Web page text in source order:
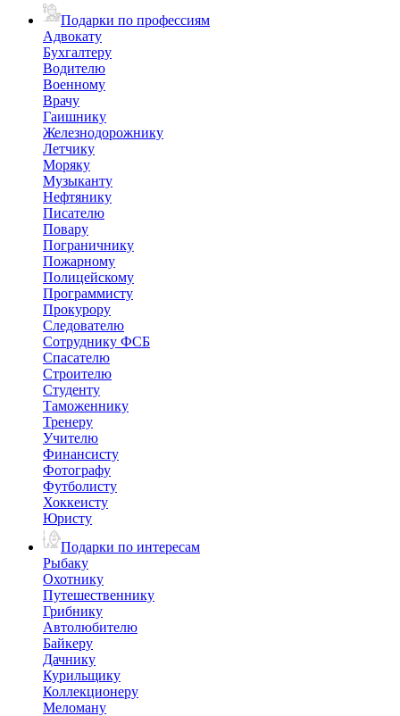
Подарки по профессиям
Адвокату
Бухгалтеру
Водителю
Военному
Врачу
Гаишнику
Железнодорожнику
Летчику
Моряку
Музыканту
Нефтянику
Писателю
Повару
Пограничнику
Пожарному
Полицейскому
Программисту
Прокурору
Следователю
Сотруднику ФСБ
Спасателю
Строителю
Студенту
Таможеннику
Тренеру
Учителю
Финансисту
Фотографу
Футболисту
Хоккеисту
Юристу
Подарки по интересам
Рыбаку
Охотнику
Путешественнику
Грибнику
Автолюбителю
Байкеру
Дачнику
Курильщику
Коллекционеру
Меломану